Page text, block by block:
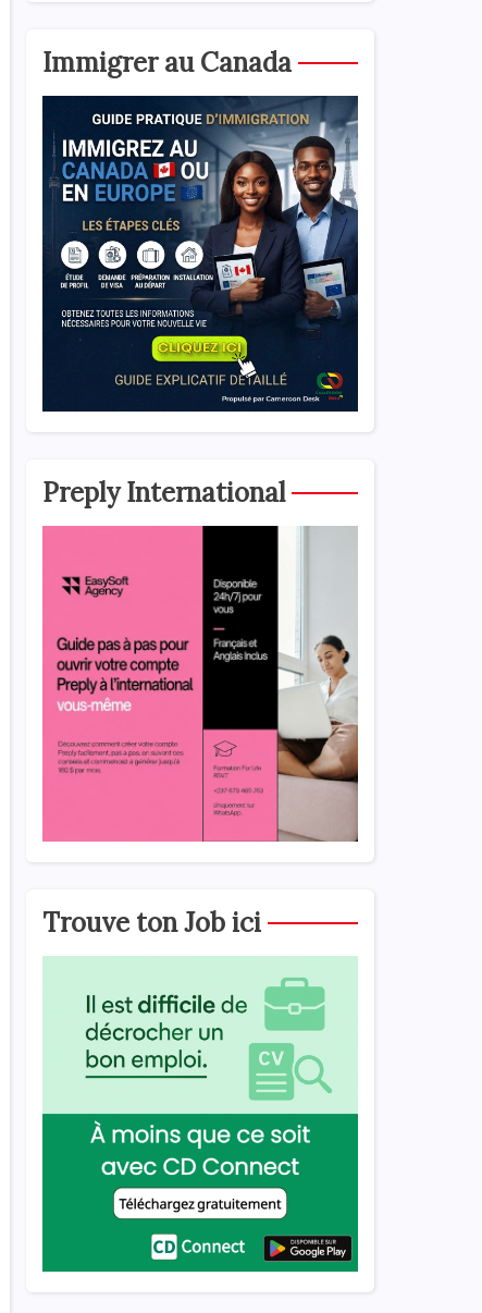
Immigrer au Canada
Preply International
Trouve ton Job ici